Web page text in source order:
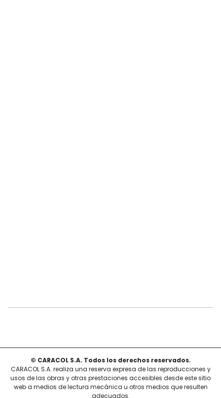
© CARACOL S.A. Todos los derechos reservados.
CARACOL S.A. realiza una reserva expresa de las reproducciones y
usos de las obras y otras prestaciones accesibles desde este sitio
web a medios de lectura mecánica u otros medios que resulten
adecuados.